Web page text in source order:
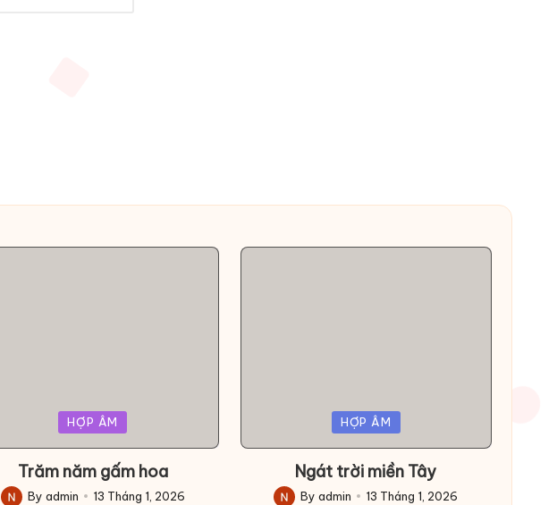
HỢP ÂM
Trăm năm gấm hoa
By admin 13 Tháng 1, 2026
HỢP ÂM
Ngát trời miền Tây
Byadmin 13 Tháng 1, 2026